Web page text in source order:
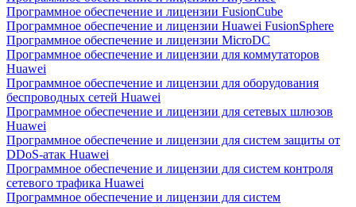
Программное обеспечение и лицензии FusionCube
Программное обеспечение и лицензии Huawei FusionSphere
Программное обеспечение и лицензии MicroDC
Программное обеспечение и лицензии для коммутаторов
Huawei
Программное обеспечение и лицензии для оборудования
беспроводных сетей Huawei
Программное обеспечение и лицензии для сетевых шлюзов
Huawei
Программное обеспечение и лицензии для систем защиты от
DDoS-атак Huawei
Программное обеспечение и лицензии для систем контроля
сетевого трафика Huawei
Программное обеспечение и лицензии для систем